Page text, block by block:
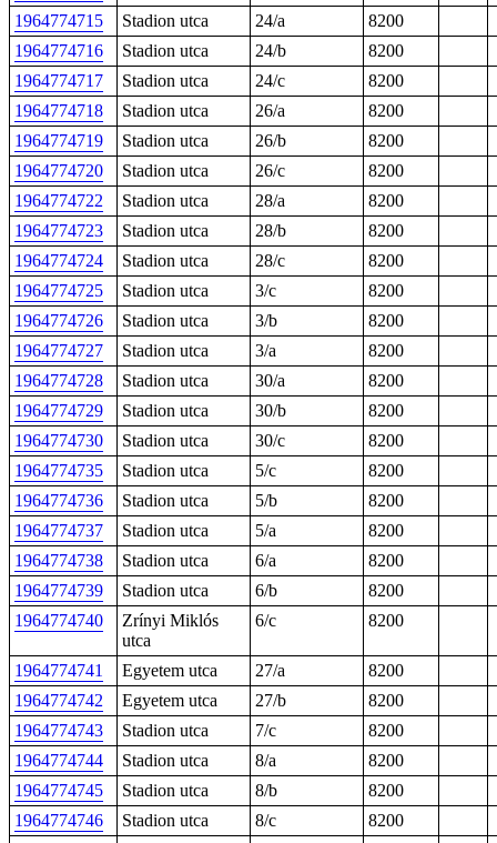
1964774715
Stadion utca 24/a
8200
1964774716
Stadion utca 24/b
8200
1964774717
Stadion utca 24/c
8200
1964774718
Stadion utca 26/a
8200
1964774719
Stadion utca 26/b
8200
1964774720
Stadion utca 26/c
8200
1964774722
Stadion utca 28/a
8200
1964774723
Stadion utca 28/b
8200
1964774724
Stadion utca 28/c
8200
1964774725
Stadion utca 3/c
8200
1964774726
Stadion utca 3/b
8200
1964774727
Stadion utca 3/a
8200
1964774728
Stadion utca 30/a
8200
1964774729
Stadion utca 30/b
8200
1964774730
Stadion utca 30/c
8200
1964774735
Stadion utca 5/c
8200
1964774736
Stadion utca 5/b
8200
1964774737
Stadion utca 5/a
8200
1964774738
Stadion utca 6/a
8200
1964774739
Stadion utca 6/b
8200
1964774740
Zrínyi Miklós
utca
6/c 8200
1964774741 Egyetem utca 27/a
8200
1964774742
Egyetem utca 27/b
8200
1964774743
Stadion utca 7/c
8200
1964774744
Stadion utca 8/a
8200
1964774745
Stadion utca 8/b
8200
1964774746
Stadion utca 8/c
8200